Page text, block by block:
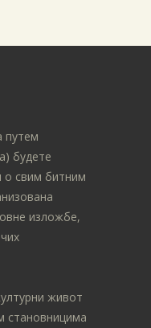
путем
будете
о свим битним
изложбе,
живот
становницима